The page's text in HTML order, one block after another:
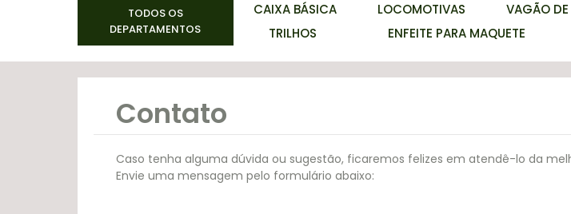
TODOS OS
DEPARTAMENTOS
CAIXA BÁSICA LOCOMOTIVAS VAGÃO
TRILHOS
ENFEITE PARA MAQUETE
Contato
Caso tenha alguma dúvida ou sugestão, ficaremos felizes em atendê-lo da
Envie uma mensagem pelo formulário abaixo: